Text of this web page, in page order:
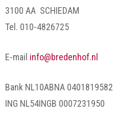
3100 AA SCHIEDAM
Tel. 010-4826725
E-mail info@bredenhof.nl
Bank NL10ABNA 0401819582
ING NL54INGB 0007231950